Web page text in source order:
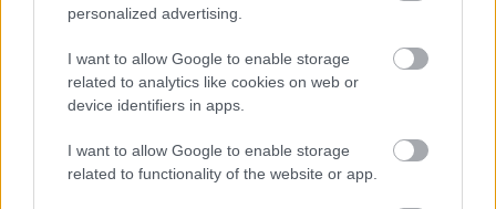
personalized advertising.
I want to allow Google to enable storage
related to analytics like cookies on web or
device identifiers in apps.
I want to allow Google to enable storage
related to functionality of the website or app.
#164 - Gladiátor II, Anora, Kix, Eretnek, A
leleményes Hugo
#202 – Odüsszeia, Iphigenia, The Return